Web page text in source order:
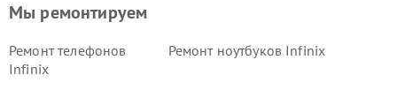
Мы ремонтируем
Ремонт телефонов
Infinix
Ремонт ноутбуков Infinix